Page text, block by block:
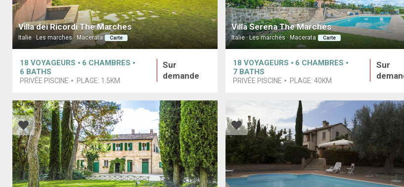
Villa dei Ricordi The Marches
Italie · Les marches · Macerata Carte
18 VOYAGEURS 6 CHAMBRES
6 BATHS
PRIVÉE PISCINE PLAGE: 1.5KM
Sur
demande
Villa Serena The Marches
Italie · Les marches · Macerata Carte
18VOYAGEURS 6 CHAMBRES
7 BATHS
PRIVÉE PISCINE PLAGE:40KM
Sur